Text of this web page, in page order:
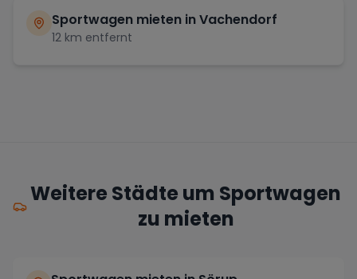
Sportwagen mieten inVachendorf
12 km entfernt
Weitere Städte um Sportwagen
zu mieten